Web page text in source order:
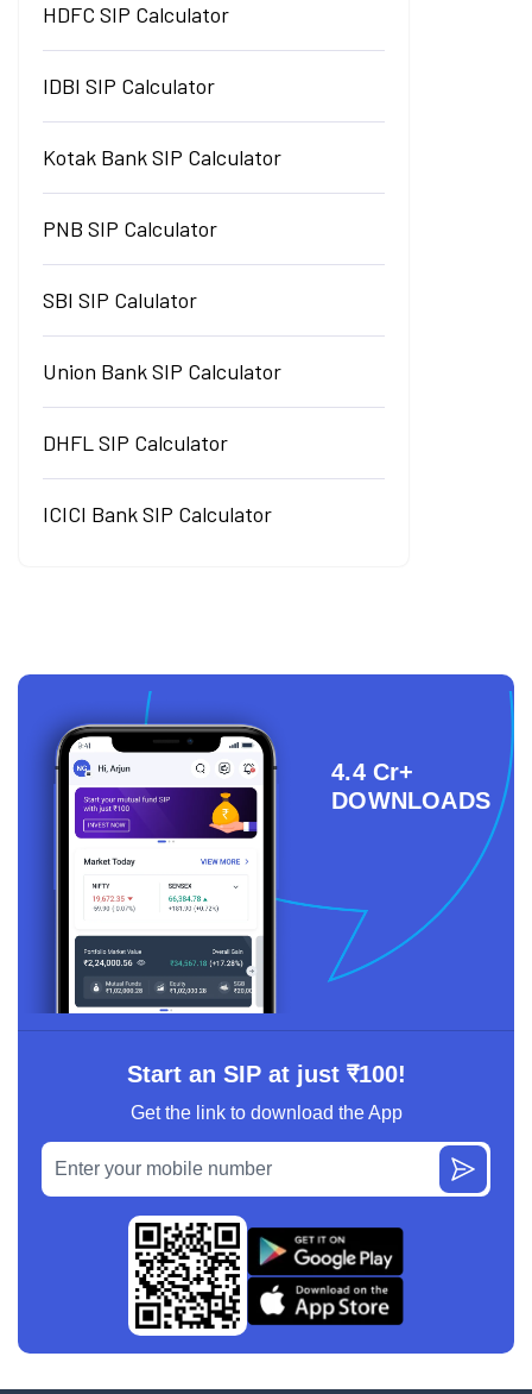
HDFC SIP Calculator
IDBI SIP Calculator
Kotak Bank SIP Calculator
PNB SIP Calculator
SBI SIP Calulator
Union Bank SIP Calculator
DHFL SIP Calculator
ICICI Bank SIP Calculator
4.4 Cr+
DOWNLOADS
Start an SIP at just ₹100!
Get the link to download the App